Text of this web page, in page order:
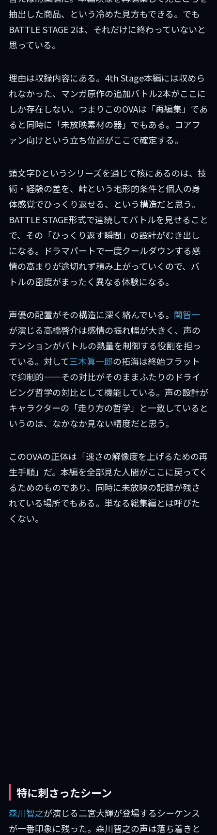
抽出した商品、という冷めた見方もできる。でも
BATTLE STAGE 2は、それだけに終わっていないと
思っている。
理由は収録内容にある。4th Stage本編には収めら
れなかった、マンガ原作の追加バトル2本がここに
しか存在しない。つまりこのOVAは「再編集」であ
ると同時に「未放映素材の器」でもある。コアフ
ァン向けという立ち位置がここで確定する。
頭文字Dというシリーズを通じて核にあるのは、技
術・経験の差を、峠という地形的条件と個人の身
体感覚でひっくり返せる、という構造だと思う。
BATTLE STAGE形式で連続してバトルを見せること
で、その「ひっくり返す瞬間」の設計がむき出し
になる。ドラマパートで一度クールダウンする感
情の高まりが途切れず積み上がっていくので、バ
トルの密度がまったく異なる体験になる。
声優の配置がその構造に深く絡んでいる。 関智一
が演じる高橋啓介は感情の振れ幅が大きく、声の
テンションがバトルの熱量を制御する役割を担っ
ている。対して三木眞一郎の拓海は終始フラット
で抑制的——その対比がそのままふたりのドライ
ビング哲学の対比として機能している。声の設計が
キャラクターの「走り方の哲学」と一致していると
いうのは、なかなか見ない精度だと思う。
このOVAの正体は「速さの解像度を上げるための再
生手順」だ。本編を全部見た人間がここに戻ってく
るためのものであり、同時に未放映の記録が残さ
れている場所でもある。単なる総集編とは呼びた
くない。
特に刺さったシーン
森川智之が演じる二宮大輝が登場するシーケンス
が一番印象に残った。森川智之の声は落ち着きと